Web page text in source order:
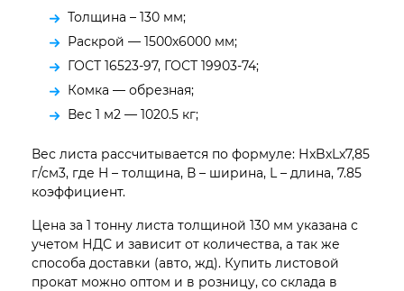
Толщина – 130 мм;
Раскрой — 1500х6000 мм;
ГОСТ 16523-97, ГОСТ 19903-74;
Комка — обрезная;
Вес 1 м2 — 1020.5 кг;
Вес листа рассчитывается по формуле: НхBхLх7,85
г/см3, где H – толщина, В – ширина, L – длина, 7.85
коэффициент.
Цена за 1 тонну листа толщиной 130 мм указана с
учетом НДС и зависит от количества, а так же
способа доставки (авто, жд). Купить листовой
прокат можно оптом и в розницу, со склада в